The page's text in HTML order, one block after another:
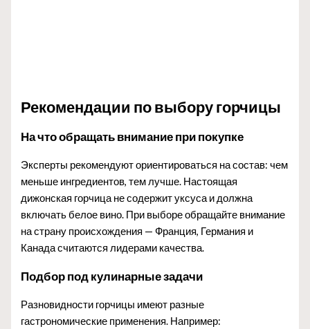
Рекомендации по выбору горчицы
На что обращать внимание при покупке
Эксперты рекомендуют ориентироваться на состав: чем
меньше ингредиентов, тем лучше. Настоящая
дижонская горчица не содержит уксуса и должна
включать белое вино. При выборе обращайте внимание
на страну происхождения — Франция, Германия и
Канада считаются лидерами качества.
Подбор под кулинарные задачи
Разновидности горчицы имеют разные
гастрономические применения. Например: